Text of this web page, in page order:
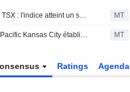
Clôture du TSX : l'indice atteint un sommet historique, porté par les métaux de base et la technologie malgré la chute du pétrole MT
Canadian Pacific Kansas City établit un record pour les expéditions de céréales canadiennes au cours de la campagne agricole 2025-2026 MT
Ratings Agenda